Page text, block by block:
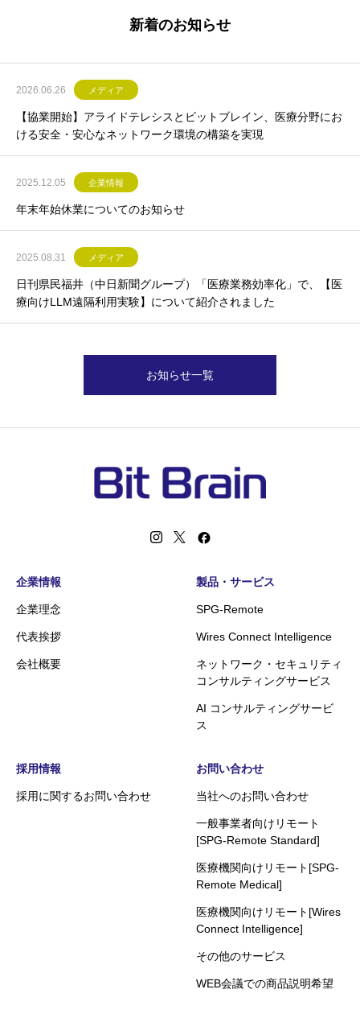
新着のお知らせ
2026.06.26 メディア
【協業開始】アライドテレシスとビットブレイン、医療分野にお
ける安全・安心なネットワーク環境の構築を実現
2025.12.05 企業情報
年末年始休業についてのお知らせ
2025.08.31 メディア
日刊県民福井（中日新聞グループ）「医療業務効率化」で、【医
療向けLLM遠隔利用実験】について紹介されました
お知らせ一覧
企業情報
企業理念
代表挨拶
会社概要
製品・サービス
SPG-Remote
Wires Connect Intelligence
ネットワーク・セキュリティ
コンサルティングサービス
AI コンサルティングサービ
ス
採用情報
採用に関するお問い合わせ
お問い合わせ
当社へのお問い合わせ
一般事業者向けリモート
[SPG-Remote Standard]
医療機関向けリモート[SPG-
Remote Medical]
医療機関向けリモート[Wires
Connect Intelligence]
その他のサービス
WEB会議での商品説明希望